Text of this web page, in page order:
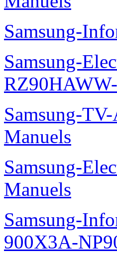
Samsung-
Samsung-
Samsung-
Manuels
Samsung-
Manuels
Samsung-
900X3A-